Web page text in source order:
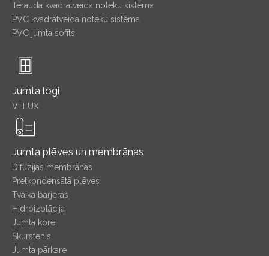
Tērauda kvadrātveida noteku sistēma
PVC kvadrātveida noteku sistēma
PVC jumta sofīts
Jumta logi
VELUX
Jumta plēves un membrānas
Difūzijas membrānas
Pretkondensātā plēves
Tvaika barjeras
Hidroizolācija
Jumta kore
Skurstenis
Jumta pārkare